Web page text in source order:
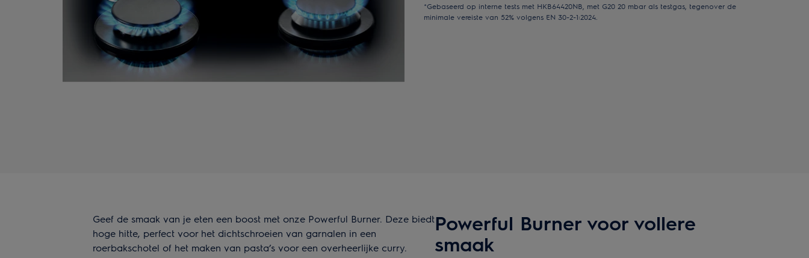
*Gebaseerd op interne tests met HKB64420NB, met G20 20 mbar als testgas, tegenover de
minimale vereiste van 52% volgens EN 30-2-1:2024.
Powerful Burner voor vollere
smaak
Geef de smaak van je eten een boost met onze Powerful Burner. Deze biedt
hoge hitte, perfect voor het dichtschroeien van garnalen in een
roerbakschotel of het maken van pasta’s voor een overheerlijke curry.